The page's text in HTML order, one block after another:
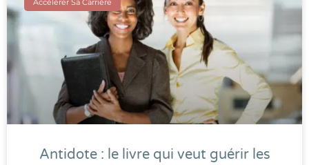
Accélérer Sa Carrière
Antidote : le livre qui veut guérir les